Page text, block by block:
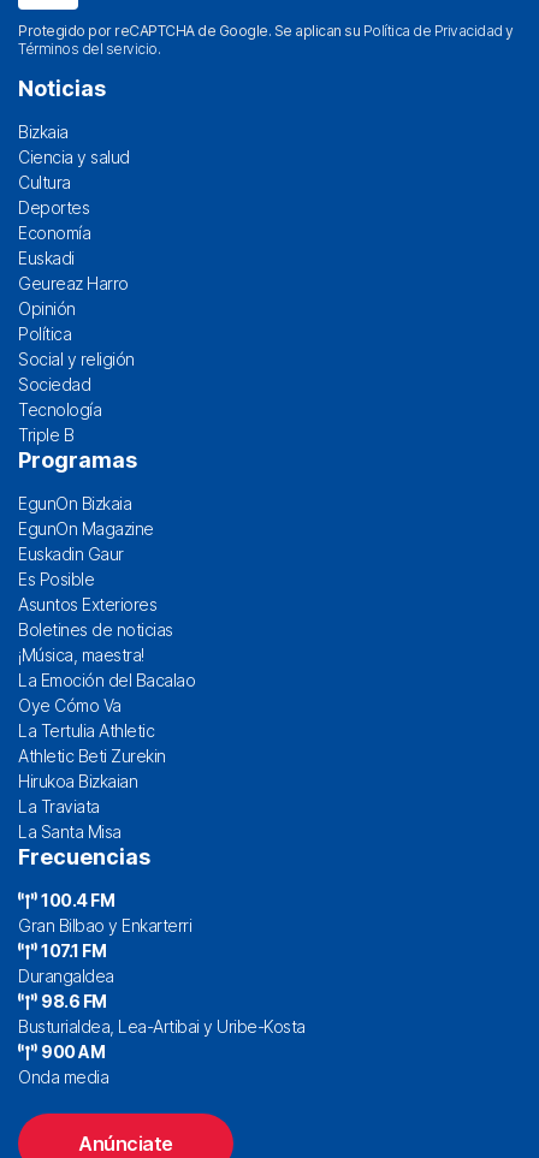
Protegido por reCAPTCHA de Google. Se aplican su Política de Privacidad y
Términos del servicio.
Noticias
Bizkaia
Ciencia y salud
Cultura
Deportes
Economía
Euskadi
Geureaz Harro
Opinión
Política
Social y religión
Sociedad
Tecnología
Triple B
Programas
EgunOn Bizkaia
EgunOn Magazine
Euskadin Gaur
Es Posible
Asuntos Exteriores
Boletines de noticias
¡Música, maestra!
La Emoción del Bacalao
Oye Cómo Va
La Tertulia Athletic
Athletic Beti Zurekin
Hirukoa Bizkaian
La Traviata
La Santa Misa
Frecuencias
100.4 FM
Gran Bilbao y Enkarterri
107.1 FM
Durangaldea
98.6 FM
Busturialdea, Lea-Artibai y Uribe-Kosta
900 AM
Onda media
Anúnciate